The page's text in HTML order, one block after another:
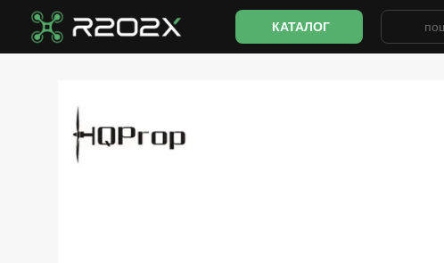
Перейти до основного контенту
КАТАЛОГ